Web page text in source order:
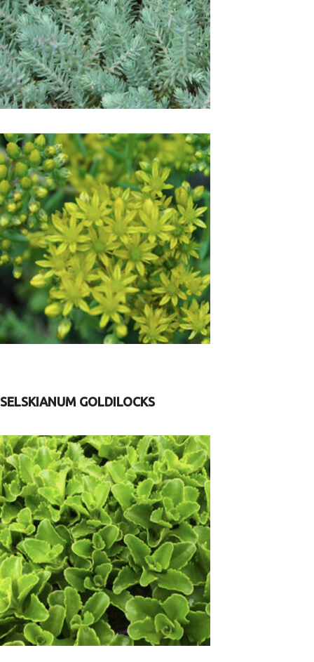
SELSKIANUM GOLDILOCKS